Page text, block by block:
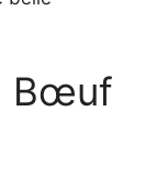
Bœuf